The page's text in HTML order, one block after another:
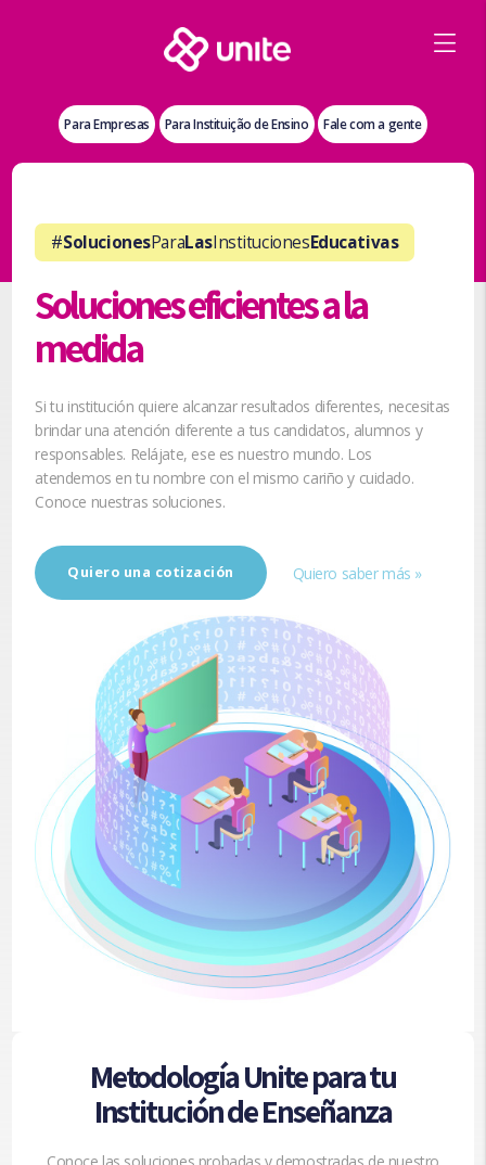
Para Empresas Para Instituição de Ensino Fale com a gente
Soluciones eficientes a la
medida
#SolucionesParaLasInstitucionesEducativas
Si tu institución quiere alcanzar resultados diferentes, necesitas
brindar una atención diferente a tus candidatos, alumnos y
responsables. Relájate, ese es nuestro mundo. Los
atendemos en tu nombre con el mismo cariño y cuidado.
Conoce nuestras soluciones.
Quiero una cotización Quiero saber más »
Metodología Unite para tu
Institución de Enseñanza